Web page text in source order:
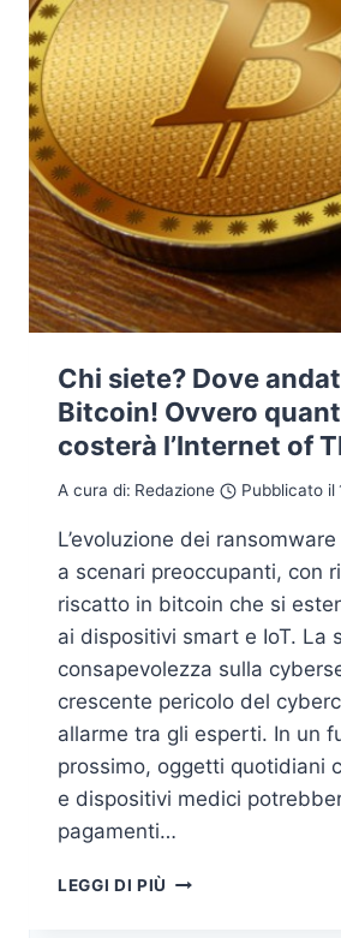
Chi siete? Dove
Bitcoin! Ovvero
costerà l’Internet of
A cura di: Redazione Pubblicato il
L’evoluzione dei
a scenari preoccupanti, con
riscatto in bitcoin che si
ai dispositivi smart e IoT. La
consapevolezza sulla
crescente pericolo del
allarme tra gli esperti. In un
prossimo, oggetti quotidiani
e dispositivi medici
pagamenti…
LEGGI DI PIÙ CHI